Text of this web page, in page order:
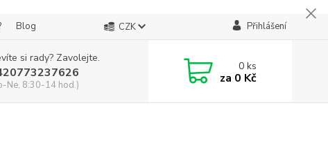
Blog CZK Přihlášení
si rady? Zavolejte.
Ne, 8:30-14 hod.)
0ks
za 0 Kč